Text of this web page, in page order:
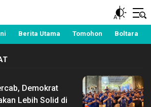
Utara, Kawanua, Politik,
Kriminal dan Nasional
Berita Utama Tomohon Boltara
Demokrat
Lebih Solid di